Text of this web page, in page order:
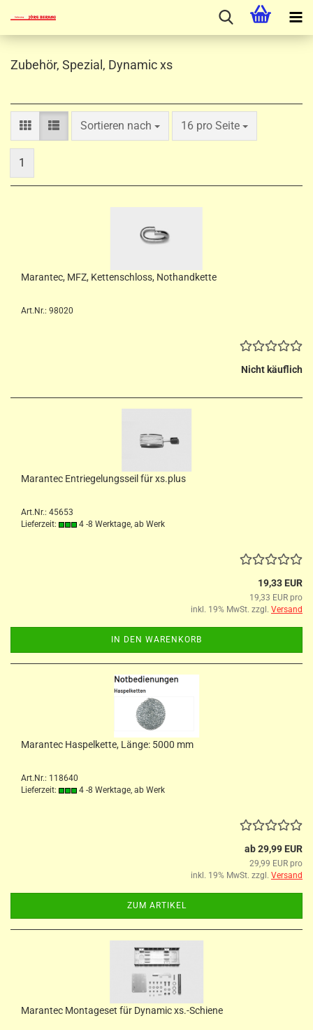
Zubehör, Spezial, Dynamic xs
Sortieren nach
Sortieren nach 16 pro Seite
pro Seite
1
Marantec, MFZ, Kettenschloss, Nothandkette
Art.Nr.: 98020
Nicht käuflich
Marantec Entriegelungsseil für xs.plus
Art.Nr.: 45653
Lieferzeit:
4 -8 Werktage, ab Werk
19,33 EUR
19,33 EUR pro
inkl. 19% MwSt. zzgl. Versand
IN DEN WARENKORB
Marantec Haspelkette, Länge: 5000 mm
Art.Nr.: 118640
Lieferzeit:
4 -8 Werktage, ab Werk
ab 29,99 EUR
29,99 EUR pro
inkl. 19% MwSt. zzgl. Versand
ZUM ARTIKEL
Marantec Montageset für Dynamic xs.-Schiene